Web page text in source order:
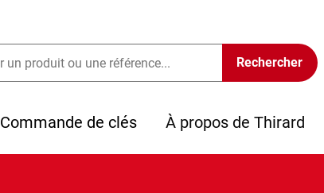
Commande de clés À propos de Thirard